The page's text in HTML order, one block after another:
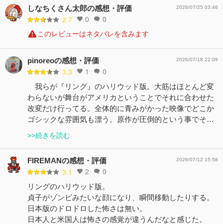
しなちくさん太郎の感想・評価
2.7 0 0
2026/07/25 03:46
このレビューはネタバレを含みます
pinoreoの感想・評価
3.3 1 0
2026/07/18 22:09
我らが『リング』のハリウッド版。大筋はほとんど変
わらないが舞台がアメリカということでそれに合わせた
改変だけ行ってる。全体的に青みがかった映像でどこか
ゴシックな雰囲気も漂う。原作が圧倒的という事でそ…
>>続きを読む
FIREMANの感想・評価
3.1 2 0
2026/07/12 15:58
リングのハリウッド版。
貞子がゾンビみたいな顔になり、瞬間移動したりする。
日本版のドロドロした怖さは無い。
日本人と米国人は怖さの感覚が違うんだなと感じた。